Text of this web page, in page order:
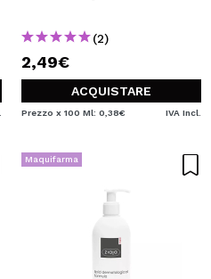
(2)
2,49€
ACQUISTARE
Prezzo x 100 Ml: 0,38€ IVA Incl.
Maquifarma